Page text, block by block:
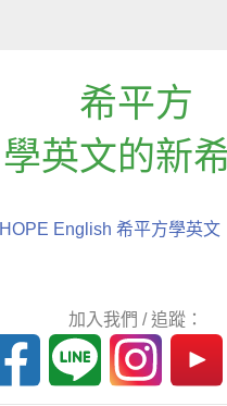
希平方
學英文的新
HOPE English 希平方學英文
加入我們 / 追蹤：